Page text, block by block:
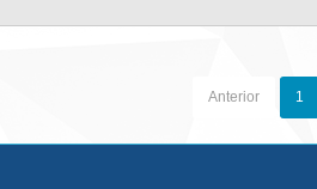
Anterior 1